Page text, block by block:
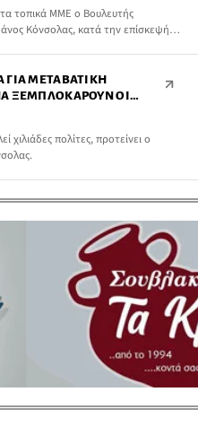
τοπικά ΜΜΕ ο Βουλευτής
Κόνσολας, κατά την επίσκεψή
ΜΕΤΑΒΑΤΙΚΉ
ΞΕΜΠΛΟΚΆΡΟΥΝ ΟΙ
ΟΙΚΌΠΕΔΑ 4
πολίτες, προτείνει ο